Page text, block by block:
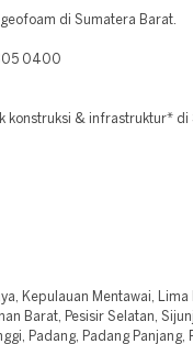
di Sumatera Barat.
0400
konstruksi & infrastruktur* di
Kepulauan Mentawai, Lima
Barat, Pesisir Selatan,
Padang, Padang Panjang,